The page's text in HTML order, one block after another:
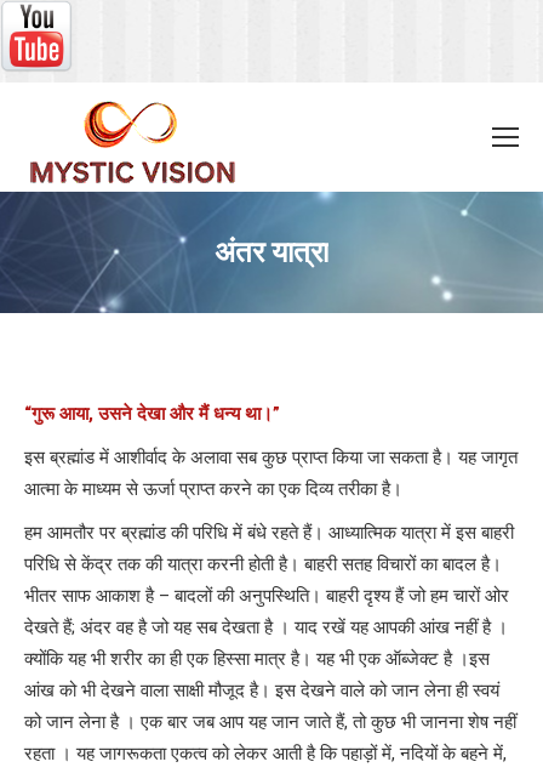
अंतर यात्रा
“गुरू आया, उसने देखा और मैं धन्य था।”
इस ब्रह्मांड में आशीर्वाद के अलावा सब कुछ प्राप्त किया जा सकता है। यह जागृत
आत्मा के माध्यम से ऊर्जा प्राप्त करने का एक दिव्य तरीका है।
हम आमतौर पर ब्रह्मांड की परिधि में बंधे रहते हैं। आध्यात्मिक यात्रा में इस बाहरी
परिधि से केंद्र तक की यात्रा करनी होती है। बाहरी सतह विचारों का बादल है।
भीतर साफ आकाश है – बादलों की अनुपस्थिति। बाहरी दृश्य हैं जो हम चारों ओर
देखते हैं; अंदर वह है जो यह सब देखता है । याद रखें यह आपकी आंख नहीं है ।
क्योंकि यह भी शरीर का ही एक हिस्सा मात्र है। यह भी एक ऑब्जेक्ट है ।इस
आंख को भी देखने वाला साक्षी मौजूद है। इस देखने वाले को जान लेना ही स्वयं
को जान लेना है । एक बार जब आप यह जान जाते हैं, तो कुछ भी जानना शेष नहीं
रहता । यह जागरूकता एकत्व को लेकर आती है कि पहाड़ों में, नदियों के बहने में,